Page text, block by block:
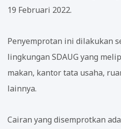
19 Februari 2022.
Penyemprotan ini dilakukan
lingkungan SDAUG yang
makan, kantor tata usaha,
lainnya.
Cairan yang disemprotkan